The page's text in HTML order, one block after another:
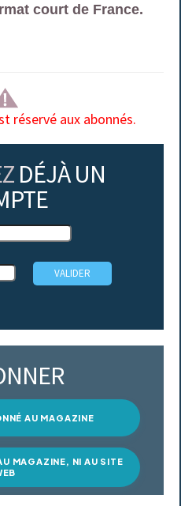
court de France.
réservé aux abonnés.
DÉJÀ UN
AU MAGAZINE
MAGAZINE, NI AU SITE